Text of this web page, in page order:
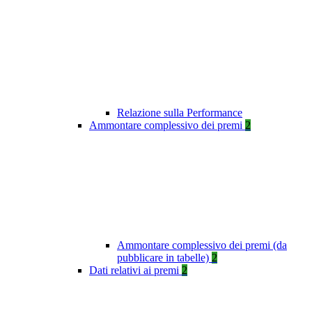
Relazione sulla Performance
Ammontare complessivo dei premi 2
Ammontare complessivo dei premi (da
pubblicare in tabelle) 2
Dati relativi ai premi 2